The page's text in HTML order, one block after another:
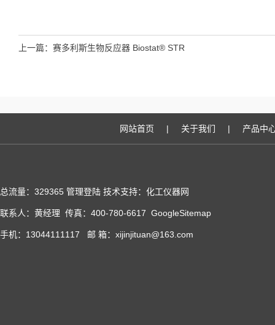
上一篇： 赛多利斯生物反应器 Biostat® STR
网站首页 | 关于我们 | 产品中
总流量：329365 管理登陆 技术支持：化工仪器网
联系人：黄经理 传真：400-780-6617 GoogleSitemap
手机：13044111117 邮 箱：xijinjituan@163.com